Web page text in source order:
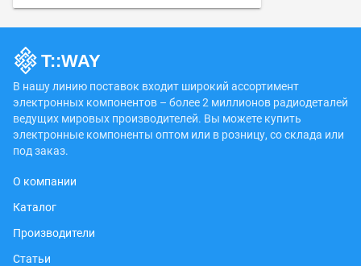
В нашу линию поставок входит широкий ассортимент
электронных компонентов – более 2 миллионов радиодеталей
ведущих мировых производителей. Вы можете купить
электронные компоненты оптом или в розницу, со склада или
под заказ.
О компании
Каталог
Производители
Статьи